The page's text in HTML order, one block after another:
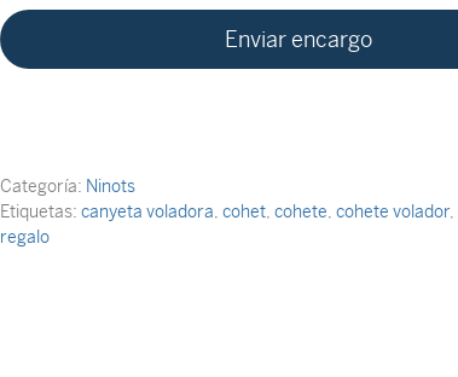
Categoría: Ninots
Etiquetas: canyeta voladora, cohet, cohete, cohete volador,
regalo